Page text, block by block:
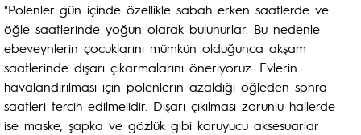
"Polenler gün içinde özellikle sabah erken saatlerde ve
öğle saatlerinde yoğun olarak bulunurlar. Bu nedenle
ebeveynlerin çocuklarını mümkün olduğunca akşam
saatlerinde dışarı çıkarmalarını öneriyoruz. Evlerin
havalandırılması için polenlerin azaldığı öğleden sonra
saatleri tercih edilmelidir. Dışarı çıkılması zorunlu hallerde
ise maske, şapka ve gözlük gibi koruyucu aksesuarlar